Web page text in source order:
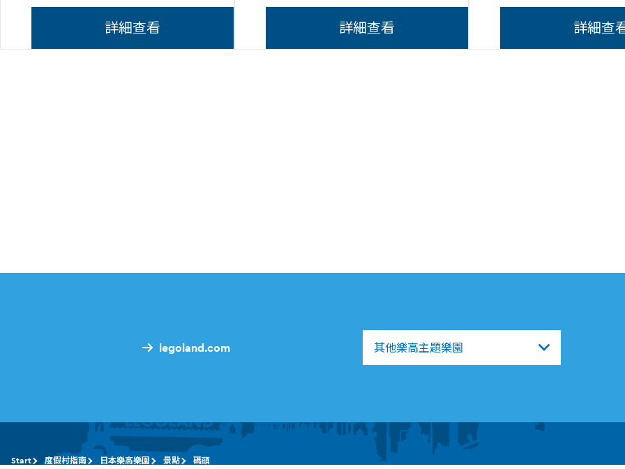
詳細查看 詳細查看 詳細查
legoland.com 其他樂高主題樂園
Start 度假村指南 日本樂高樂園 景點 碼頭